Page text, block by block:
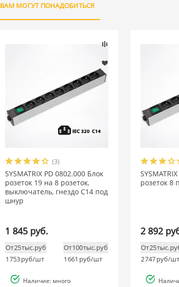
ВАМ МОГУТ ПОНАДОБИТЬСЯ
(3)
SYSMATRIX PD 0802.000 Блок
розеток 19 на 8 розеток,
выключатель, гнездо C14 под
шнур
1 845 руб.
От 25 тыс. руб
1 753руб/шт
От 100 тыс. руб
1 661 руб/шт
Наличие: много
розеток 8
2 892
От 25 тыс.
2 747руб/шт